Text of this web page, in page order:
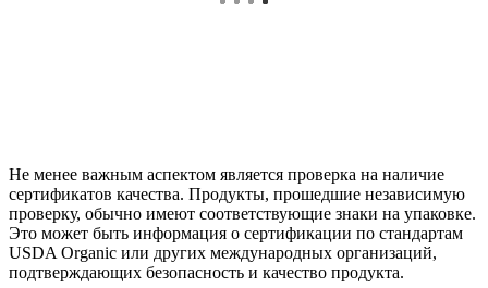
Не менее важным аспектом является проверка на наличие
сертификатов качества. Продукты, прошедшие независимую
проверку, обычно имеют соответствующие знаки на упаковке.
Это может быть информация о сертификации по стандартам
USDA Organic или других международных организаций,
подтверждающих безопасность и качество продукта.